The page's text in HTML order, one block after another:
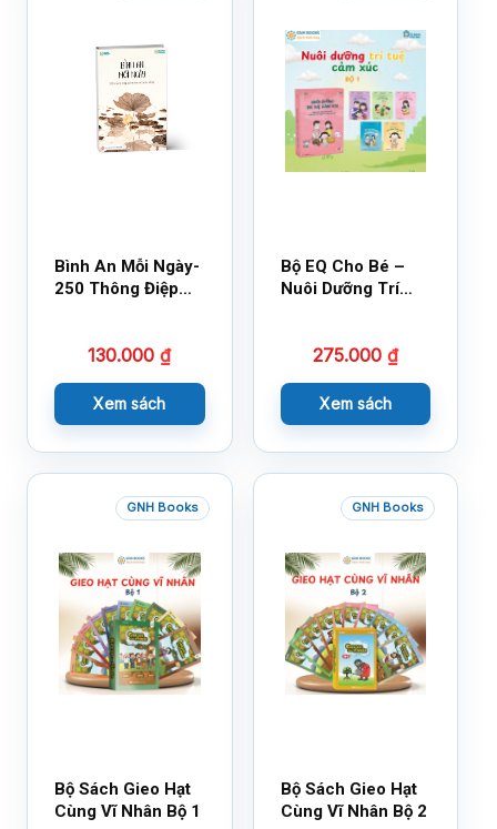
Bình An Mỗi Ngày-
250 Thông Điệp
130.000₫
Xem sách
Bộ EQ Cho Bé –
Nuôi Dưỡng Trí
275.000 ₫
Xem sách
GNH Books
Bộ Sách Gieo Hạt
Cùng Vĩ Nhân Bộ 1
GNH Books
Bộ Sách Gieo Hạt
Cùng Vĩ Nhân Bộ 2